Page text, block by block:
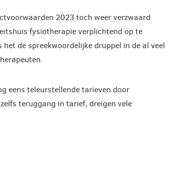
2023 toch weer verzwaard
fysiotherapie verplichtend op te
de spreekwoordelijke druppel in de al veel
eens teleurstellende tarieven door
teruggang in tarief, dreigen vele